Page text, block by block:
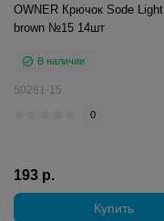
OWNER Крючок Sode Light
brown №15 14шт
В наличии
50281-15
0
193 р.
Купить